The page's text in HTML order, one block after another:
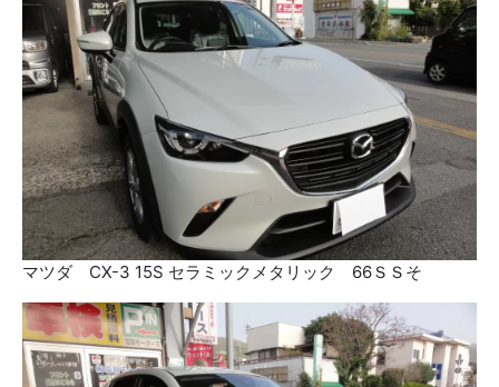
マツダ CX-3 15S セラミックメタリック 66ＳＳそ